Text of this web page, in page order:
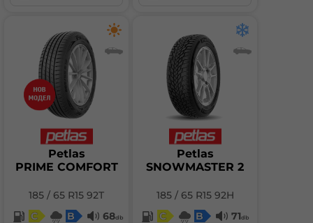
Petlas
PRIME COMFORT
185 / 65 R15 92T
C
B 68db
Petlas
SNOWMASTER 2
185 / 65 R15 92H
C
B 71db